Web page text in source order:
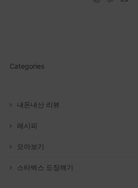
Categories
내돈내산 리뷰
레시피
모아보기
스타벅스 도장깨기